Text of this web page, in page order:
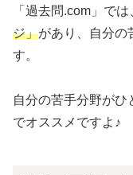
「過去問.com」で
ジ」があり、自分の
す。
自分の苦手分野が
でオススメですよ♪